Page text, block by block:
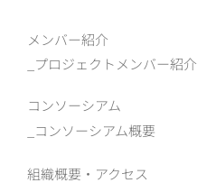
メンバー紹介
プロジェクトメンバー紹介
コンソーシアム
コンソーシアム概要
組織概要‧アクセス